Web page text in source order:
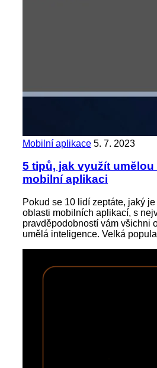
Mobilní aplikace 5. 7. 2023
5 tipů, jak využít
mobilní aplikaci
Pokud se 10 lidí zeptáte, jaký
oblasti mobilních aplikací, s
pravděpodobností vám všichni
umělá inteligence. Velká